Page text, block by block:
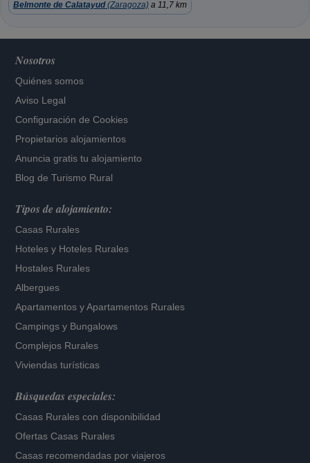
Belmonte de Calatayud(Zaragoza) a 11,7 km
Nosotros
Quiénes somos
Aviso Legal
Configuración de Cookies
Propietarios alojamientos
Anuncia gratis tu alojamiento
Blog de Turismo Rural
Tipos de alojamiento:
Casas Rurales
Hoteles y Hoteles Rurales
Hostales Rurales
Albergues
Apartamentos yApartamentos Rurales
Campings y Bungalows
Complejos Rurales
Viviendas turísticas
Búsquedas especiales:
Casas Rurales con disponibilidad
Ofertas Casas Rurales
Casas recomendadas por viajeros